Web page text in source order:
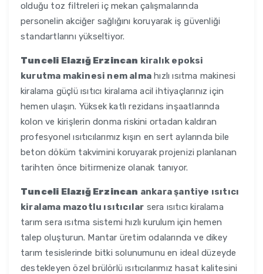
olduğu toz filtreleri iç mekan çalışmalarında
personelin akciğer sağlığını koruyarak iş güvenliği
standartlarını yükseltiyor.
Tunceli Elazığ Erzincan kiralık epoksi
kurutma makinesi nem alma hızlı ısıtma makinesi
kiralama güçlü ısıtıcı kiralama acil ihtiyaçlarınız için
hemen ulaşın. Yüksek katlı rezidans inşaatlarında
kolon ve kirişlerin donma riskini ortadan kaldıran
profesyonel ısıtıcılarımız kışın en sert aylarında bile
beton döküm takvimini koruyarak projenizi planlanan
tarihten önce bitirmenize olanak tanıyor.
Tunceli Elazığ Erzincan ankara şantiye ısıtıcı
kiralama mazotlu ısıtıcılar sera ısıtıcı kiralama
tarım sera ısıtma sistemi hızlı kurulum için hemen
talep oluşturun. Mantar üretim odalarında ve dikey
tarım tesislerinde bitki solunumunu en ideal düzeyde
destekleyen özel brülörlü ısıtıcılarımız hasat kalitesini